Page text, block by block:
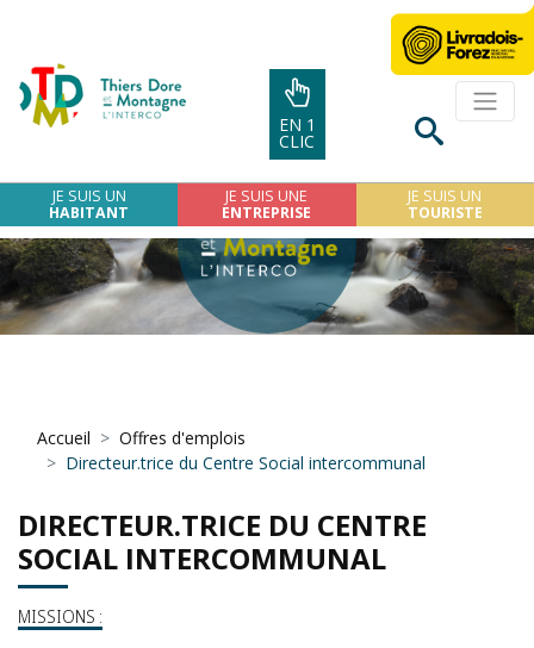
EN 1
CLIC
JE SUIS UN
HABITANT
JE SUIS UNE
ENTREPRISE
JE SUIS UN
TOURISTE
Accueil
Offres d'emplois
Directeur.trice du Centre Social intercommunal
DIRECTEUR.TRICE DU CENTRE
SOCIAL INTERCOMMUNAL
MISSIONS :